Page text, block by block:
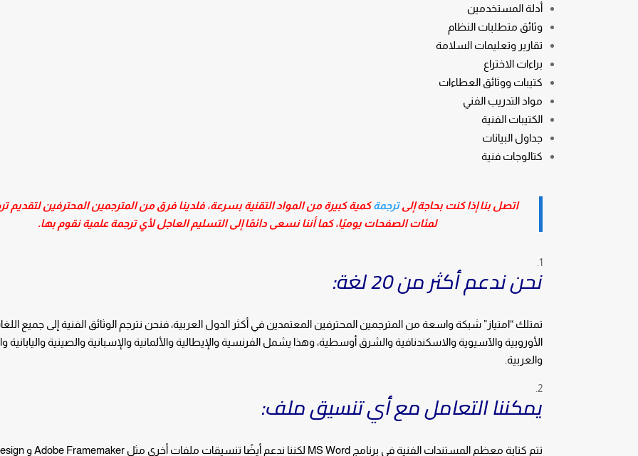
أدلة المستخدمين
وثائق متطلبات النظام
تقارير وتعليمات السلامة
براءات الاختراع
كتيبات ووثائق العطاءات
مواد التدريب الفني
الكتيبات الفنية
جداول البيانات
كتالوجات فنية
اتصل بنا إذا كنت بحاجة إلىترجمةكمية كبيرة من المواد التقنية بسرعة، فلدينا فرق من المترجمين المحترفين لتقديم
لمئات الصفحات يوميًا، كما أننا نسعى دائمًا إلى التسليم العاجل لأي ترجمة علمية نقوم بها.
نحن ندعم أكثر من 20 لغة:
تمتلك “امتياز” شبكة واسعة من المترجمين المحترفين المعتمدين في أكثر الدول العربية، فنحن نترجم الوثائق الفنية إلى جميع
الأوروبية والآسيوية والاسكندنافية والشرق أوسطية، وهذا يشمل الفرنسية والإيطالية والألمانية والإسبانية والصينية واليابانية
والعربية.
يمكننا التعامل مع أي تنسيق ملف: